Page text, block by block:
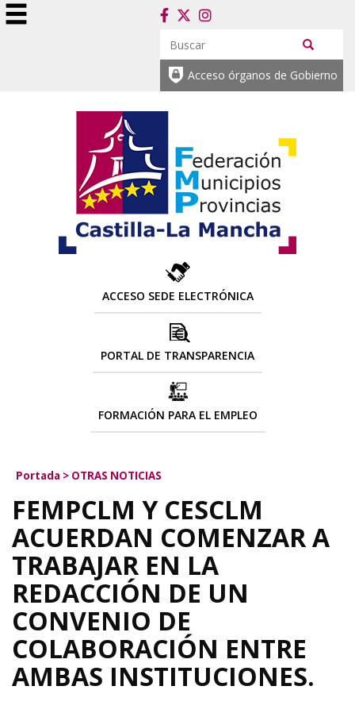
Acceso órganos de Gobierno
ACCESO SEDE ELECTRÓNICA
PORTAL DE TRANSPARENCIA
FORMACIÓN PARA EL EMPLEO
Portada > OTRAS NOTICIAS
FEMPCLM Y CESCLM
ACUERDAN COMENZAR A
TRABAJAR EN LA
REDACCIÓN DE UN
CONVENIO DE
COLABORACIÓN ENTRE
AMBAS INSTITUCIONES.